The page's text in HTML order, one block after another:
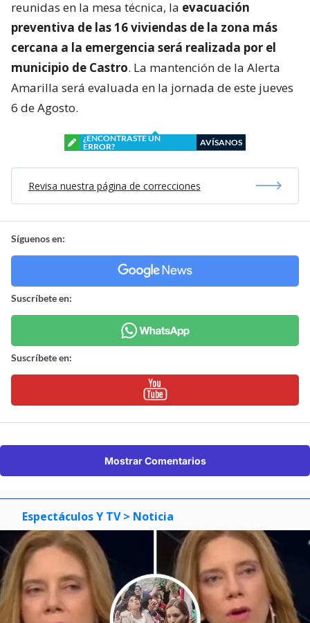
reunidas en la mesa técnica, la evacuación
preventiva de las 16 viviendas de la zona más
cercana a la emergencia será realizada por el
municipio de Castro. La mantención de la Alerta
Amarilla será evaluada en la jornada de este jueves
6 de Agosto.
¿ENCONTRASTE UN
ERROR?
AVÍSANOS
Revisa nuestra página de correcciones
Síguenos en:
Suscríbete en:
Suscríbete en:
Mostrar Comentarios
Espectáculos Y TV > Noticia